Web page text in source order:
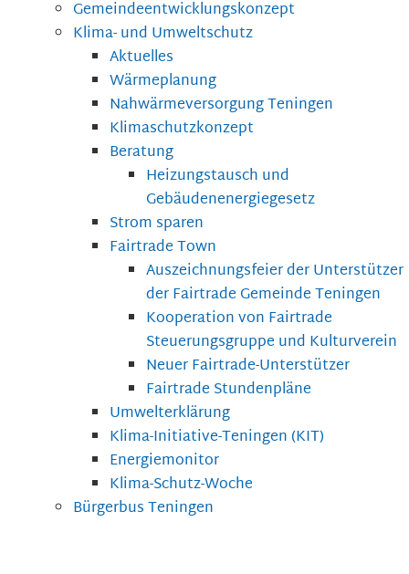
Gemeindeentwicklungskonzept
Klima- und Umweltschutz
Aktuelles
Wärmeplanung
Nahwärmeversorgung Teningen
Klimaschutzkonzept
Beratung
Heizungstausch und
Gebäudenenergiegesetz
Strom sparen
Fairtrade Town
Auszeichnungsfeier der Unterstützer
der Fairtrade Gemeinde Teningen
Kooperation von Fairtrade
Steuerungsgruppe und Kulturverein
Neuer Fairtrade-Unterstützer
Fairtrade Stundenpläne
Umwelterklärung
Klima-Initiative-Teningen (KIT)
Energiemonitor
Klima-Schutz-Woche
Bürgerbus Teningen